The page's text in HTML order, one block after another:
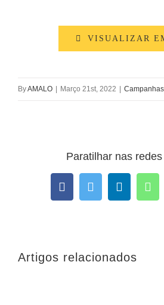
VISUALIZAR
ByAMALO Março 21st, 2022 Campanhas
Paratilhar nas
FacebookTwitter LinkedIn
Artigos relacionados